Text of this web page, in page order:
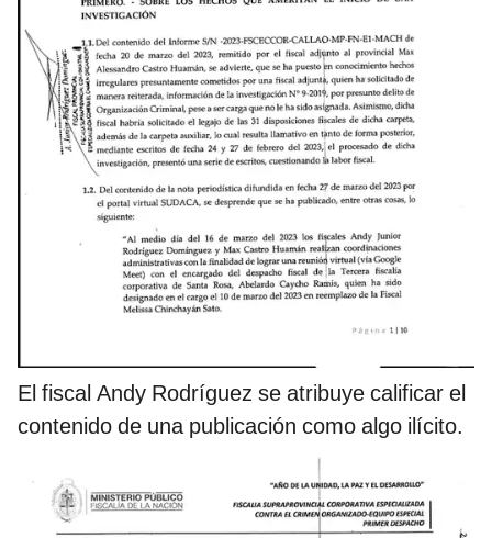
El fiscal Andy Rodríguez se atribuye calificar el
contenido de una publicación como algo ilícito.